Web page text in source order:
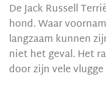
De Jack Russell
hond. Waar
langzaam kunnen
niet het geval. Het
door zijn vele vlugge